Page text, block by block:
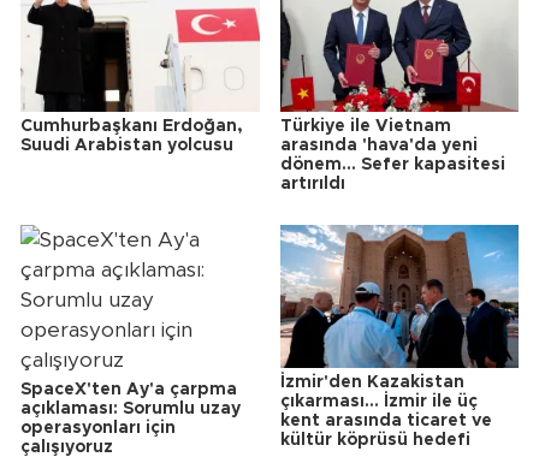
Cumhurbaşkanı Erdoğan,
Suudi Arabistan yolcusu
Türkiye ile Vietnam
arasında 'hava'da yeni
dönem... Sefer kapasitesi
artırıldı
SpaceX'ten Ay'a çarpma
açıklaması: Sorumlu uzay
operasyonları için
çalışıyoruz
İzmir'den Kazakistan
çıkarması... İzmir ile üç
kent arasında ticaret ve
kültür köprüsü hedefi